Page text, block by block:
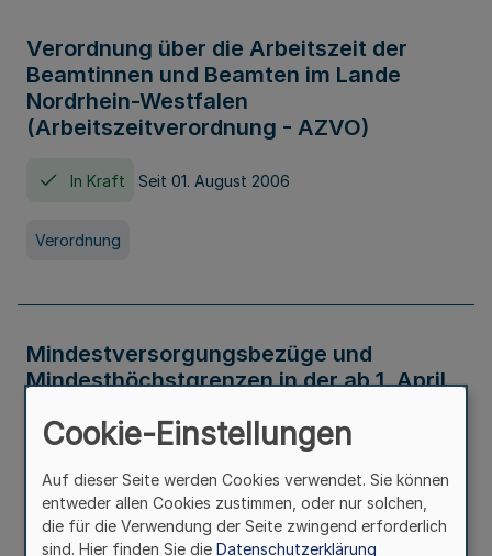
Verordnung über die Arbeitszeit der
Beamtinnen und Beamten im Lande
Nordrhein-Westfalen
(Arbeitszeitverordnung - AZVO)
In Kraft Seit 01. August 2006
Verordnung
Mindestversorgungsbezüge und
Mindesthöchstgrenzen in der ab 1. April
Verwaltungsvorschrift
Cookie-Einstellungen
Auf dieser Seite werden Cookies verwendet. Sie können
entweder allen Cookies zustimmen, oder nur solchen,
die für die Verwendung der Seite zwingend erforderlich
sind. Hier finden Sie die Datenschutzerklärung